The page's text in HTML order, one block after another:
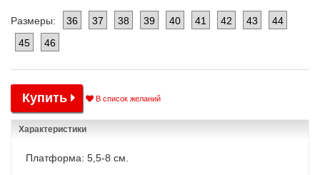
Размеры: 36 37 38 39 40 41 42 43
44
45
46
Купить В список желаний
Характеристики
Платформа: 5,5-8 см.